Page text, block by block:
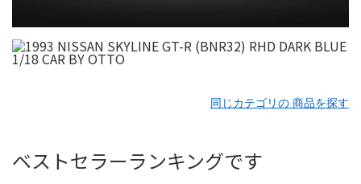
同じカテゴリの 商品を探す
ベストセラーランキングです